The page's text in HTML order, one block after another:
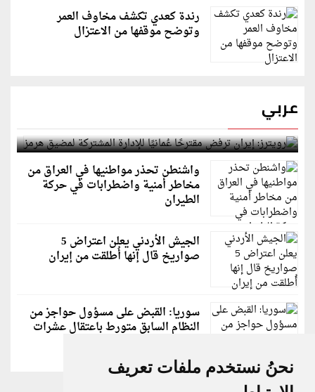
نحنُ نستخدم ملفات تعريف
رندة كعدي تكشف مخاوف العمر
وتوضح موقفها من الاعتزال
عربي
رويترز: إيران ترفض مقترحًا عُمانيًا للإدارة المشتركة
لمضيق هرمز
واشنطن تحذر مواطنيها في العراق من
مخاطر أمنية واضطرابات في حركة
الطيران
الجيش الأردني يعلن اعتراض 5
صواريخ قال إنها أُطلقت من إيران
سوريا: القبض على مسؤول حواجز من
النظام السابق متورط باعتقال عشرات